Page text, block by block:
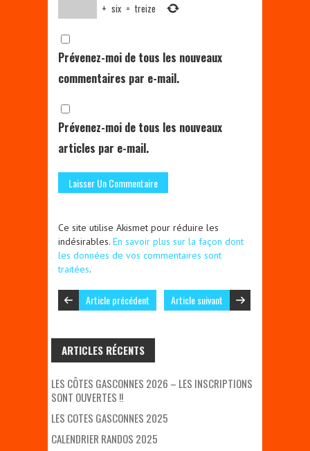
+ six = treize
Prévenez-moi de tous les nouveaux
commentaires par e-mail.
Prévenez-moi de tous les nouveaux
articles par e-mail.
Ce site utilise Akismet pour réduire les
indésirables. En savoir plus sur la façon dont
les données de vos commentaires sont
traitées.
Article précédent Article suivant
ARTICLES RÉCENTS
LES CÔTES GASCONNES 2026 – LES INSCRIPTIONS
SONT OUVERTES !!
LES COTES GASCONNES 2025
CALENDRIER RANDOS 2025